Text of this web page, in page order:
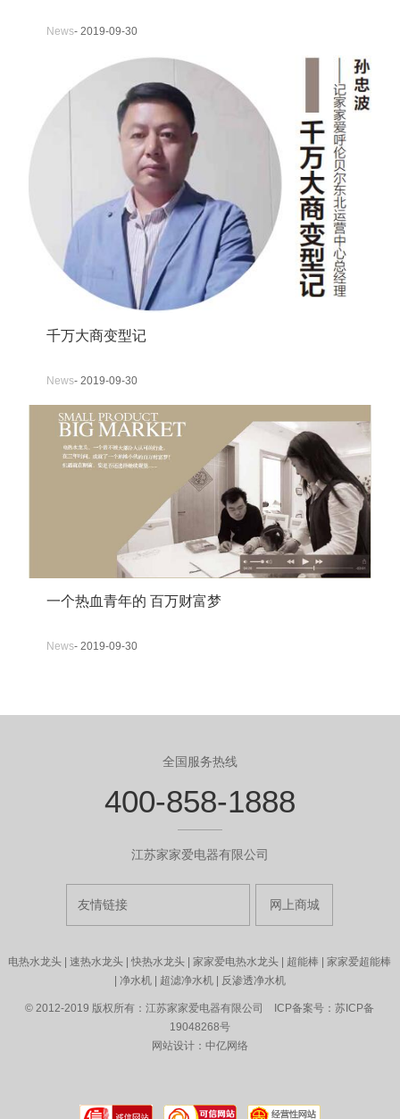
News- 2019-09-30
千万大商变型记
News- 2019-09-30
一个热血青年的 百万财富梦
News- 2019-09-30
全国服务热线
400-858-1888
江苏家家爱电器有限公司
友情链接 网上商城
电热水龙头 |速热水龙头 |快热水龙头 |家家爱电热水龙头 超能棒 |家家爱超能棒
净水机 超滤净水机 反渗透净水机
© 2012-2019 版权所有：江苏家家爱电器有限公司 ICP备案号：苏ICP备
19048268号
网站设计：中亿网络